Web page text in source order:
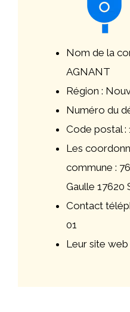
Nom de la
AGNANT
Région :
Numéro du
Code postal :
Les
commune :
Gaulle 17620
Contact
01
Leur site